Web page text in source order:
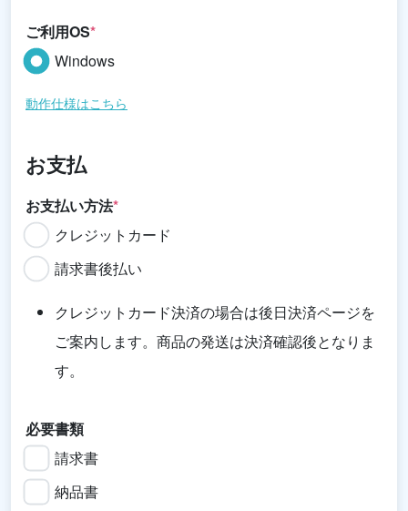
ご利用OS*
Windows
動作仕様はこちら
お支払
お支払い方法*
クレジットカード
請求書後払い
クレジットカード決済の場合は後日決済ページを
ご案内します。商品の発送は決済確認後となりま
す。
必要書類
請求書
納品書